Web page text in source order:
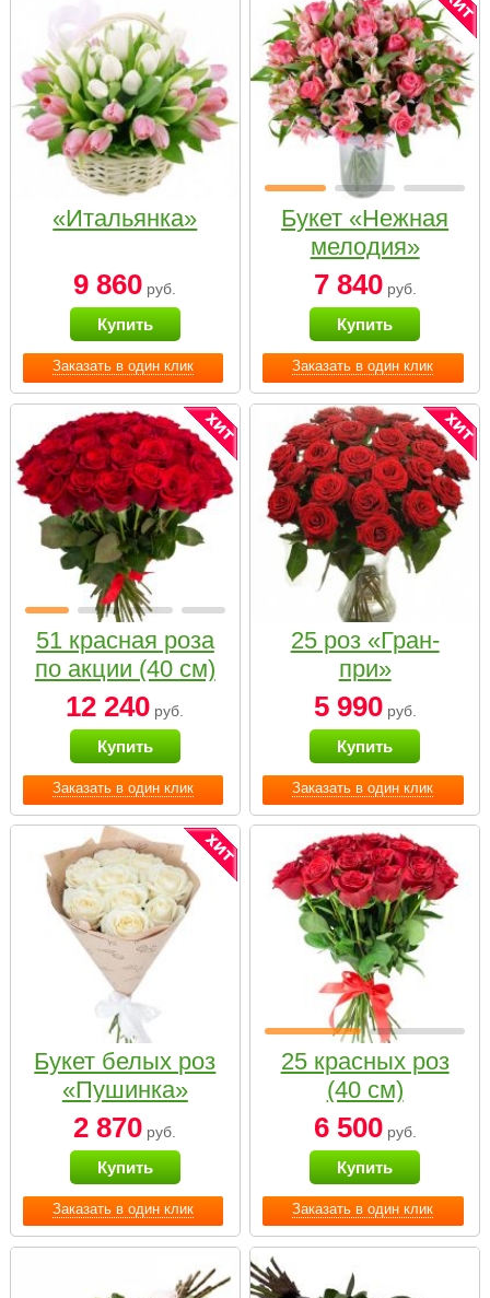
Заказать в один клик
«Итальянка»
9 860 руб.
Купить
Заказать в один клик
Букет «Нежная
мелодия»
7 840руб.
Купить
Заказать в один клик
51 красная роза
по акции (40 см)
12 240 руб.
Купить
Заказать в один клик
25 роз «Гран-
при»
5 990руб.
Купить
Заказать в один клик
Букет белых роз
«Пушинка»
2 870 руб.
Купить
Заказать в один клик
25 красных роз
(40 см)
6 500руб.
Купить